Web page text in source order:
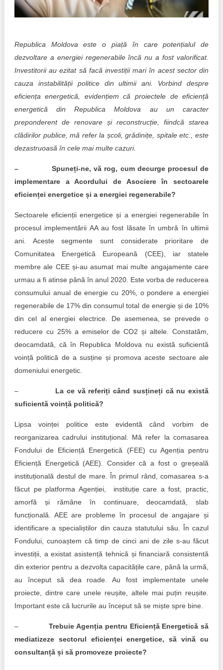
Democracy, independence and transparency of key
public institutions in Moldova
Integrity of public procurement in Moldova
Public procurement
Republica Moldova este o piață în care potențialul de
dezvoltare a energiei regenerabile încă nu a fost valorificat.
Investitorii au ezitat să facă investiții mari în acest sector din
cauza instabilității politice din ultimii ani. Vorbind despre
eficiența energetică, evidențiem că proiectele de eficiență
energetică din Republica Moldova au un caracter
preponderent de renovare și reconstrucție, fiindcă starea
clădirilor publice, mă refer la școli, grădinițe, spitale etc., este
dezastruoasă în cele mai multe cazuri.
– Spuneți-ne, vă rog, cum decurge procesul de
implementare a Acordului de Asociere în sectoarele
eficienței energetice și a energiei regenerabile?
Sectoarele eficienții energetice și a energiei regenerabile în
procesul implementării AA au fost lăsate în umbră în ultimii
ani. Aceste segmente sunt considerate prioritare de
Comunitatea Energetică Europeană (CEE), iar statele
membre ale CEE și-au asumat mai multe angajamente care
urmau a fi atinse până în anul 2020. Este vorba de reducerea
consumului anual de energie cu 20%, o pondere a energiei
regenerabile de 17% din consumul total de energie și de 10%
din cel al energiei electrice. De asemenea, se prevede o
reducere cu 25% a emiselor de CO2 și altele. Constatăm,
deocamdată, că în Republica Moldova nu există suficientă
voință politică de a susține și promova aceste sectoare ale
domeniului energetic.
– La ce vă referiți când susțineți că nu există
suficientă voință politică?
Lipsa voinței politice este evidentă când vorbim de
reorganizarea cadrului instituțional. Mă refer la comasarea
Fondului de Eficiență Energetică (FEE) cu Agenția pentru
Eficiență Energetică (AEE). Consider că a fost o greșeală
instituțională destul de mare. În primul rând, comasarea s-a
făcut pe platforma Agenției, instituție care a fost, practic,
amorfă și rămâne în continuare, deocamdată, slab
funcțională. AEE are probleme în procesul de angajare și
identificare a specialiștilor din cauza statutului său. În cazul
Fondului, cunoaștem că timp de cinci ani de zile s-au făcut
investiții, a existat asistență tehnică și financiară consistentă
din exterior pentru a dezvolta capacitățile care, până la urmă,
au început să dea roade. Au fost implementate unele
proiecte, dintre care unele reușite, altele mai puțin reușite.
Important este că lucrurile au început să se miște spre bine.
–Trebuie Agenția pentru Eficiență Energetică să
mediatizeze sectorul eficienței energetice, să vină cu
consultanță și să promoveze proiecte?